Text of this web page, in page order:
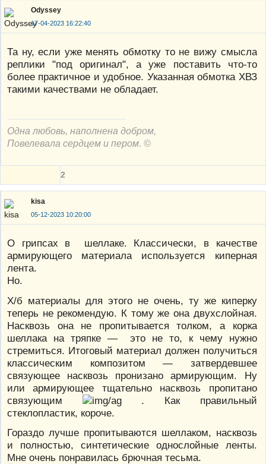
Odyssey
17-04-2023 16:22:40
Та ну, если уже менять обмотку то не вижу смысла
реплики "под оригинал", а уже поставить что-то
более практичное и удобное. Указанная обмотка ХВЗ
такими качествами не обладает.
Одна любовь, наполнена добром,
Повелевала сердцем и пером. ©
2
kisa
05-12-2023 10:20:00
О грипсах в шеллаке. Классически, в качестве
армирующего материала используется киперная
лента.
Но.
Х/б материалы для этого не очень, ту же киперку
теперь не рекомендую. К тому же она двухслойная.
Насквозь она не пропитывается толком, а корка
шеллака на тряпке — это не то, к чему нужно
стремиться. Итоговый материал должен получиться
классическим композитом — затвердевшее
связующее насквозь пронизано армирующим. Ну
или армирующее тщательно насквозь пропитано
связующим
. Как правильный
стеклопластик, короче.
Гораздо лучше пропитываются шеллаком, насквозь
и полностью, синтетические однослойные ленты.
Мне очень понравилась брючная тесьма.